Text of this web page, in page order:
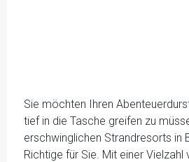
Sie möchten Ihren
tief in die Tasche greifen zu
erschwinglichen Strandresorts in
Richtige für Sie. Mit einer Vielzahl